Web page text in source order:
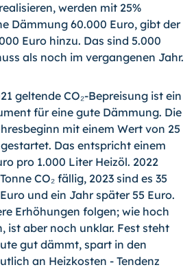
werden mit 25%
Dämmung 60.000 Euro, gibt der
Euro hinzu. Das sind 5.000
als noch im vergangenen Jahr.
geltende CO₂-Bepreisung ist ein
für eine gute Dämmung. Die
mit einem Wert von 25
gestartet. Das entspricht einem
pro 1.000 Liter Heizöl. 2022
CO₂ fällig, 2023 sind es 35
und ein Jahr später 55 Euro.
Erhöhungen folgen; wie hoch
ist aber noch unklar. Fest steht
gut dämmt, spart in den
an Heizkosten - Tendenz